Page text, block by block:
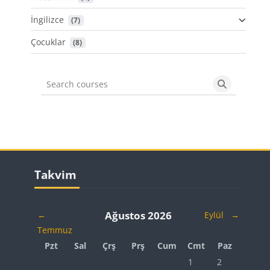
İngilizce (7)
Çocuklar (8)
Search courses Search
Bloklar
Takvim
←
Temmuz
Ağustos 2026 Eylül →
Pazartesi
Pzt Salı
Sal Çarşamba
Çrş Perşembe
Prş Cuma
Cum Cumartesi
Cmt Pazar
Paz
Etkinlik yok,
1 Etkinlik yok,
2